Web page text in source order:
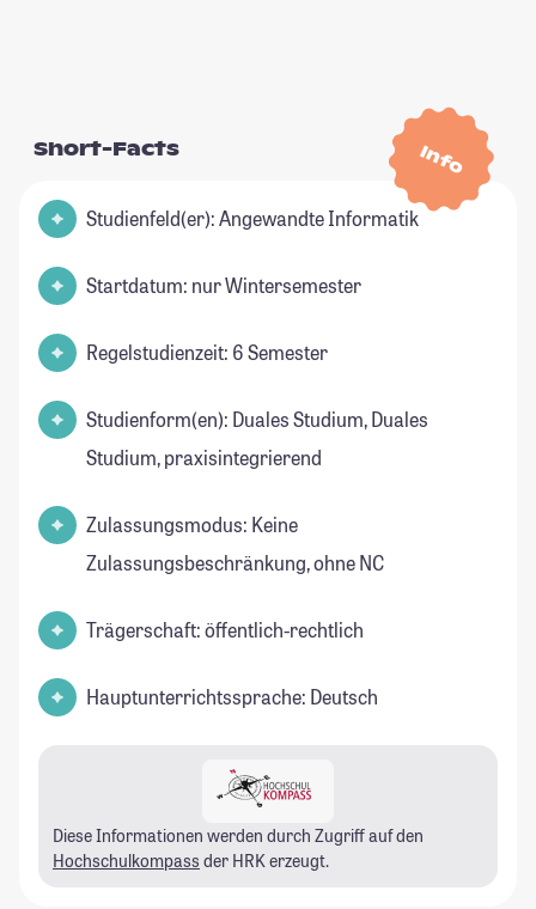
Info
Short-Facts
Studienfeld(er): Angewandte Informatik
Startdatum: nur Wintersemester
Regelstudienzeit: 6 Semester
Studienform(en): Duales Studium, Duales
Studium, praxisintegrierend
Zulassungsmodus: Keine
Zulassungsbeschränkung, ohne NC
Trägerschaft: öffentlich-rechtlich
Hauptunterrichtssprache: Deutsch
Diese Informationen werden durch Zugriff auf den
Hochschulkompass der HRK erzeugt.